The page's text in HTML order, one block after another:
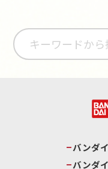
バンダ
バンダ